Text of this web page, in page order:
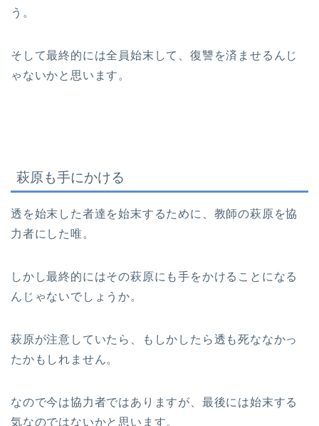
う。
そして最終的には全員始末して、復讐を済ませるんじ
ゃないかと思います。
萩原も手にかける
透を始末した者達を始末するために、教師の萩原を協
力者にした唯。
しかし最終的にはその萩原にも手をかけることになる
んじゃないでしょうか。
萩原が注意していたら、もしかしたら透も死ななかっ
たかもしれません。
なので今は協力者ではありますが、最後には始末する
気なのではないかと思います。